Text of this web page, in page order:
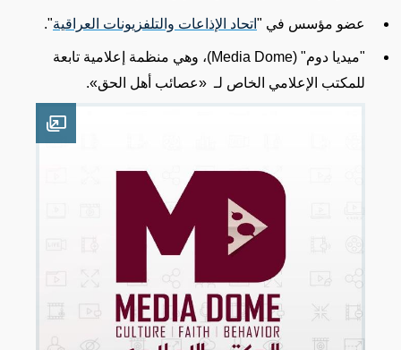
عضو مؤسس في " اتحاد الإذاعات والتلفزيونات العراقية".
"ميديا دوم" (Media Dome)
، وهي منظمة إعلامية تابعة
للمكتب الإعلامي الخاص لـ «عصائب أهل الحق»
.
image